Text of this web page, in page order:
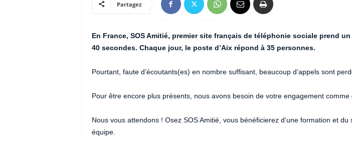
Partagez
En France, SOS Amitié, premier site français de téléphonie sociale prend
40 secondes. Chaque jour, le poste d’Aix répond à 35 personnes.
Pourtant, faute d’écoutants(es) en nombre suffisant, beaucoup d’appels sont
Pour être encore plus présents, nous avons besoin de votre engagement comme
Nous vous attendons ! Osez SOS Amitié, vous bénéficierez d’une formation et du
équipe.